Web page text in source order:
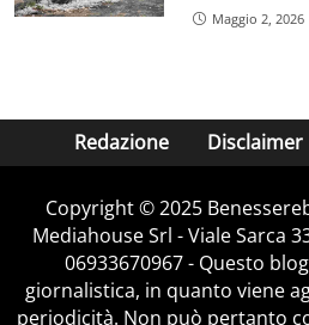
Maggio 2, 2026
Redazione Disclaimer
Copyright © 2025
Mediahouse Srl - Viale Sarca
06933670967 - Questo
giornalistica, in quanto viene
periodicità. Non può pertanto